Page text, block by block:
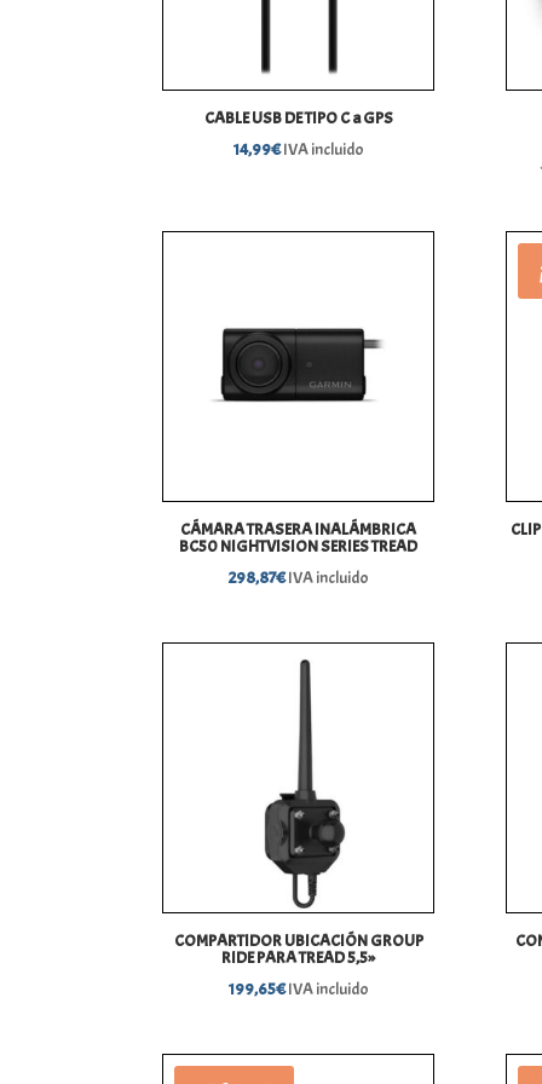
CABLE USB DE TIPO C a GPS
14,99€IVA incluido
CÁMARA TRASERA INALÁMBRICA
BC50 NIGHTVISION SERIES TREAD
298,87€IVA incluido
COMPARTIDOR UBICACIÓN GROUP
RIDE PARA TREAD 5,5»
199,65€IVA incluido